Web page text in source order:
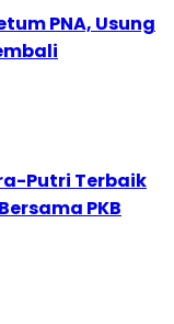
PNA, Usung
Putri Terbaik
PKB